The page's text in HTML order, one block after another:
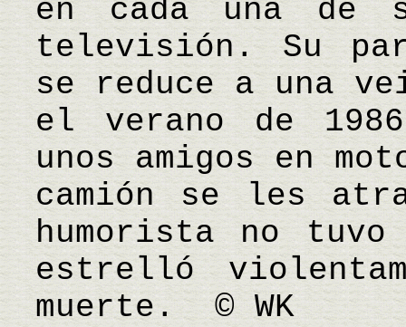
en cada una de
televisión. Su
se reduce a una
el verano de
unos amigos en
camión se les
humorista no
estrelló
muerte. © WK